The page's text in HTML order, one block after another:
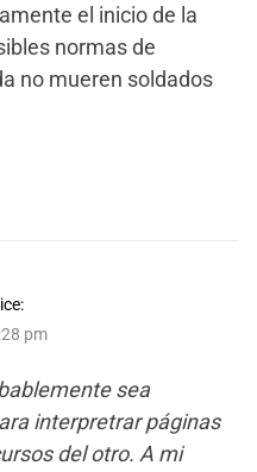
el inicio de la
normas de
no mueren soldados
pm
sea
interpretrar páginas
del otro. A mi